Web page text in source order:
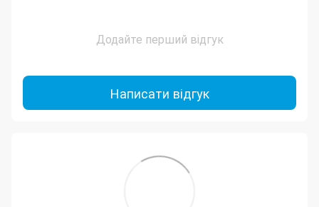
Додайте перший відгук
Написати відгук